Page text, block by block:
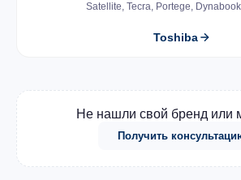
Satellite, Tecra, Portege,
Toshiba
Не нашли свой бренд или
Получить